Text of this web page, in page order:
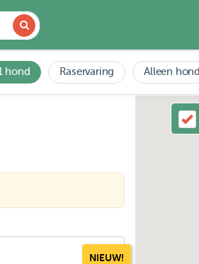
hond Raservaring Alleen
NIEUW!